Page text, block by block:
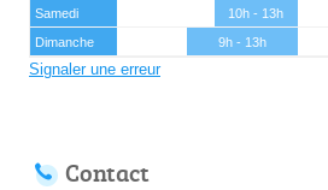
Samedi
10h - 13h
Dimanche
9h - 13h
Signaler une erreur
Contact